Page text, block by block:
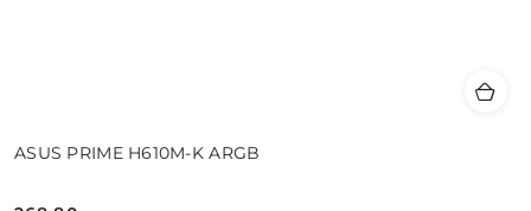
ASUS PRIME H610M-K ARGB